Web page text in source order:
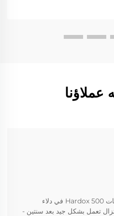
عملاؤنا
لقد انتقلنا إلى استخدام صفيحات Hardox 500 في دلاء
تزال تعمل بشكل جيد بعد سنتين -